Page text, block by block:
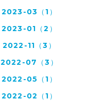
2023-03（1）
2023-01（2）
2022-11（3）
2022-07（3）
2022-05（1）
2022-02（1）